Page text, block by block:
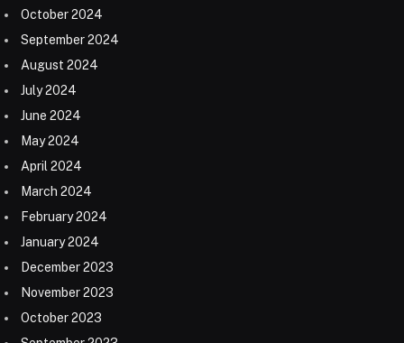
October 2024
September 2024
August 2024
July 2024
June 2024
May 2024
April 2024
March 2024
February 2024
January 2024
December 2023
November 2023
October 2023